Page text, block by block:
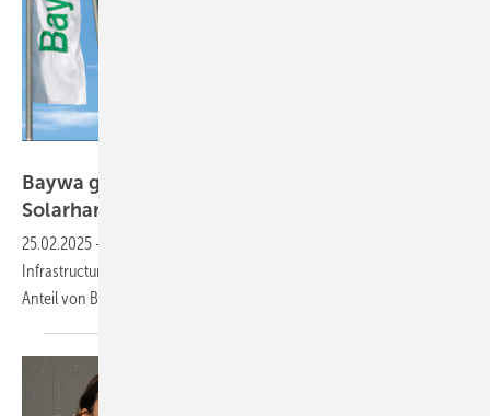
Baywa gibt Mehrheit an Tochterfirma für
Solarhandel
25.02.2025 -
Infrastructure Partners gehen. Über eine Kapitalerhöhung sinkt der
Anteil von Baywa am Solarhändler und Projektierer auf 35